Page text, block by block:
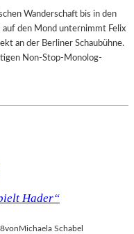
Wanderschaft bis in den
den Mond unternimmt Felix
an der Berliner Schaubühne.
Non-Stop-Monolog-
Hader“
von Michaela Schabel